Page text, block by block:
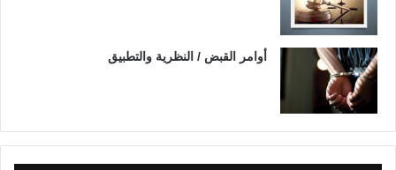
أوامر القبض / النظرية والتطبيق